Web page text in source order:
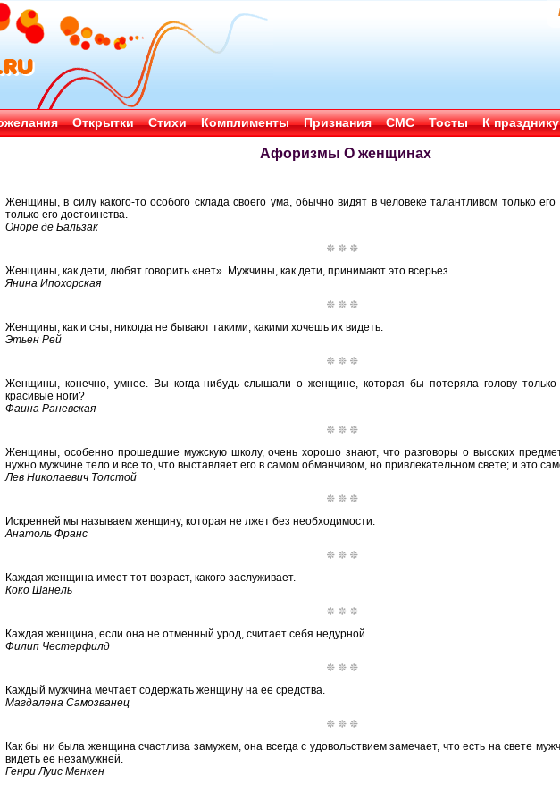
Открытки Стихи Комплименты Признания СМС Тосты К празднику
Афоризмы О женщинах
Женщины, в силу какого-то особого склада своего ума, обычно видят в человеке талантливом только его
только его достоинства.
Оноре де Бальзак
Женщины, как дети, любят говорить «нет». Мужчины, как дети, принимают это всерьез.
Янина Ипохорская
Женщины, как и сны, никогда не бывают такими, какими хочешь их видеть.
Этьен Рей
Женщины, конечно, умнее. Вы когда-нибудь слышали о женщине, которая бы потеряла голову только
красивые ноги?
Фаина Раневская
Женщины, особенно прошедшие мужскую школу, очень хорошо знают, что разговоры о высоких
нужно мужчине тело и все то, что выставляет его в самом обманчивом, но привлекательном свете; и это
Лев Николаевич Толстой
Искренней мы называем женщину, которая не лжет без необходимости.
Анатоль Франс
Каждая женщина имеет тот возраст, какого заслуживает.
Коко Шанель
Каждая женщина, если она не отменный урод, считает себя недурной.
Филип Честерфилд
Каждый мужчина мечтает содержать женщину на ее средства.
Магдалена Самозванец
Как бы ни была женщина счастлива замужем, она всегда с удовольствием замечает, что есть на свете
видеть ее незамужней.
Генри Луис Менкен